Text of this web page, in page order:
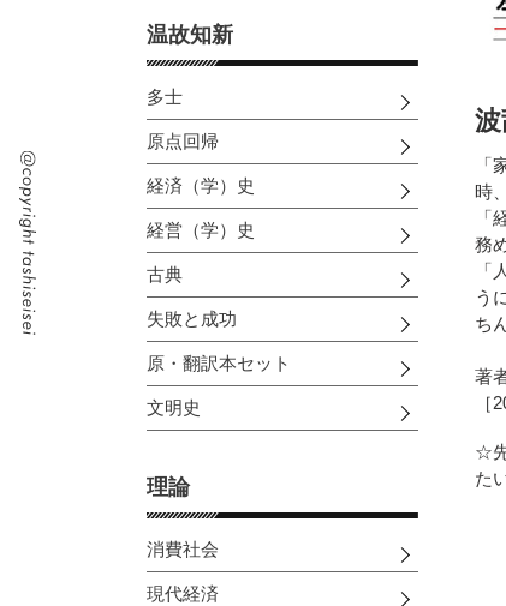
温故知新
多士
原点回帰
経済（学）史
経営（学）史
古典
失敗と成功
原・翻訳本セット
文明史
理論
消費社会
現代経済
「
時
「
務
「
う
ち
著
［
☆
た